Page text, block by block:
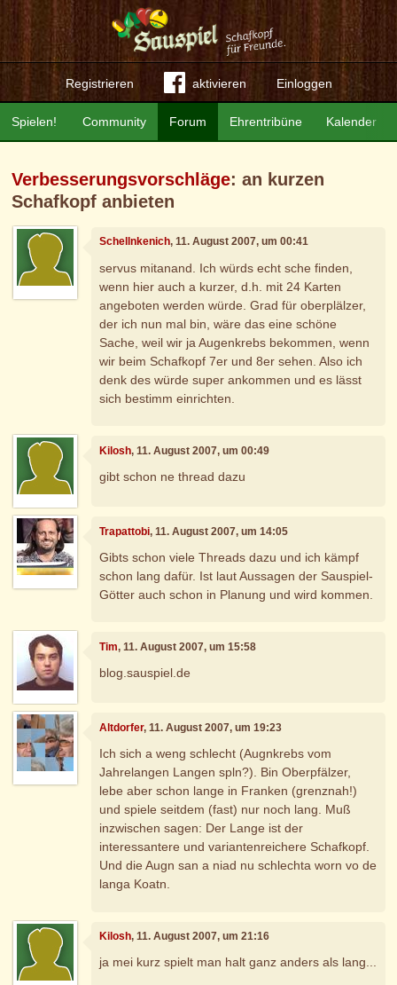
Registrieren aktivieren Einloggen
Community Forum Ehrentribüne Kalender
Spielen!
Verbesserungsvorschläge: an kurzen
Schafkopf anbieten
Schellnkenich, 11. August 2007, um 00:41
servus mitanand. Ich würds echt sche finden,
wenn hier auch a kurzer, d.h. mit 24 Karten
angeboten werden würde. Grad für oberplälzer,
der ich nun mal bin, wäre das eine schöne
Sache, weil wir ja Augenkrebs bekommen, wenn
wir beim Schafkopf 7er und 8er sehen. Also ich
denk des würde super ankommen und es lässt
sich bestimm einrichten.
Kilosh, 11. August 2007, um 00:49
gibt schon ne thread dazu
Trapattobi, 11. August 2007, um 14:05
Gibts schon viele Threads dazu und ich kämpf
schon lang dafür. Ist laut Aussagen der Sauspiel-
Götter auch schon in Planung und wird kommen.
Tim, 11. August 2007, um 15:58
blog.sauspiel.de
Altdorfer, 11. August 2007, um 19:23
Ich sich a weng schlecht (Augnkrebs vom
Jahrelangen Langen spln?). Bin Oberpfälzer,
lebe aber schon lange in Franken (grenznah!)
und spiele seitdem (fast) nur noch lang. Muß
inzwischen sagen: Der Lange ist der
interessantere und variantenreichere Schafkopf.
Und die Augn san a niad nu schlechta worn vo de
langa Koatn.
Kilosh, 11. August 2007, um 21:16
ja mei kurz spielt man halt ganz anders als lang...